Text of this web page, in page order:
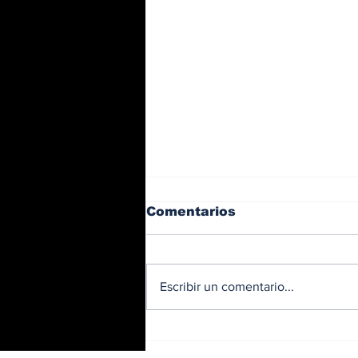
Comentarios
Escribir un comentario...